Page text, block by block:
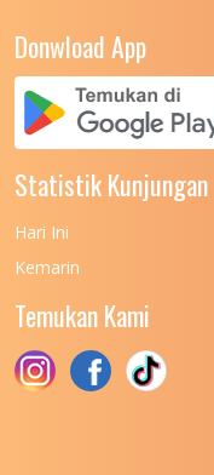
UNIVERSITAS
UNIVERSITAS
UNIVERSITAS
(UPN)
UNIVERSITAS
(UPN)
UNIVERSITAS
Donwload App
Statistik Kunjungan
Hari Ini
Kemarin
Temukan Kami